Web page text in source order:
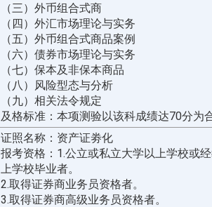
（三）外币组合式商
（四）外汇市场理论与实务
（五）外币组合式商品案例
（六）债券市场理论与实务
（七）保本及非保本商品
（八）风险型态与分析
（九）相关法令规定
及格标准：本项测验以该科成绩达70分为
证照名称：资产证劵化
报考资格：1.公立或私立大学以上学校或
上学校毕业者。
2.取得证券商业务员资格者。
3.取得证券商高级业务员资格者。